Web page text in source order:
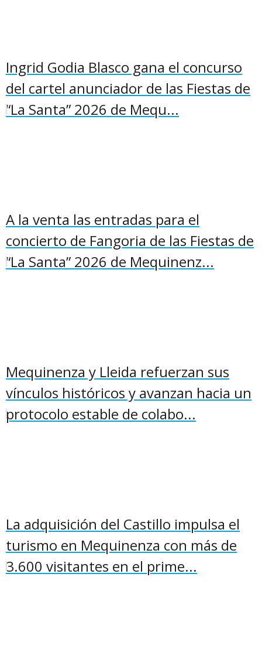
Ingrid Godia Blasco gana el concurso
del cartel anunciador de las Fiestas de
“La Santa” 2026 de Mequ...
A la venta las entradas para el
concierto de Fangoria de las Fiestas de
“La Santa” 2026 de Mequinenz...
Mequinenza y Lleida refuerzan sus
vínculos históricos y avanzan hacia un
protocolo estable de colabo...
La adquisición del Castillo impulsa el
turismo en Mequinenza con más de
3.600 visitantes en el prime...